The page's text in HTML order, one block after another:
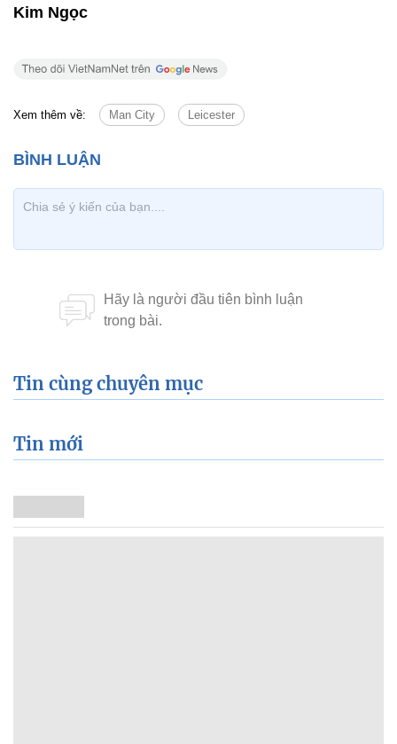
Kim Ngọc
Xem thêm về: Man City Leicester
Tin cùng chuyên mục
Tin mới